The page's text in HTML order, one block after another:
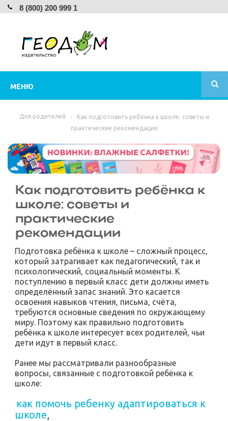
8 (800) 200 999 1
МЕНЮ
Для родителей -
Как подготовить ребёнка к школе: советы и
практические рекомендации
Как подготовить ребёнка к
школе: советы и
практические
рекомендации
Подготовка ребёнка к школе – сложный процесс,
который затрагивает как педагогический, так и
психологический, социальный моменты. К
поступлению в первый класс дети должны иметь
определённый запас знаний. Это касается
освоения навыков чтения, письма, счёта,
требуются основные сведения по окружающему
миру. Поэтому как правильно подготовить
ребёнка к школе интересует всех родителей, чьи
дети идут в первый класс.
Ранее мы рассматривали разнообразные
вопросы, связанные с подготовкой ребёнка к
школе:
как помочь ребенку адаптироваться к
школе